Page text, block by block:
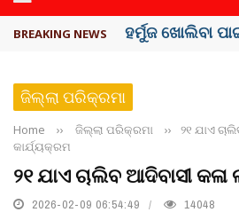
BREAKING NEWS ହର୍ମୁଜ ଖୋଲିବା
ଜିଲ୍ଲା ପରିକ୍ରମା
Home ›› ଜିଲ୍ଲା ପରିକ୍ରମା ››
୨୧ ଯାଏ
କାର୍ଯ୍ୟକ୍ରମ
୨୧ ଯାଏ ଚାଲିବ ଆଦିବାସୀ
2026-02-09 06:54:49 14048